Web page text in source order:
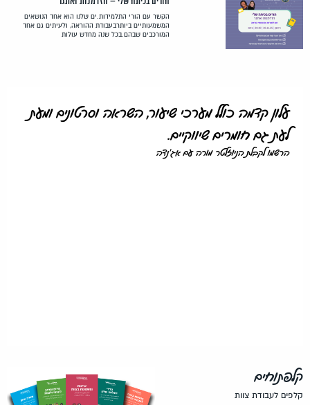
הקשר עם הורי התלמידות.ים שלנו הוא אחד הנושאים
המשמעותיים ביותרבעבודת ההוראה, ולעיתים גם אחד
המורכבים שבהם.בכל שנה מחדש עולות
עלון קדמה כולל מערכי שיעור, השראה וסרטונים ומעת
לעת גם חומרים שיווקיים.
הרשמו לקבלת הניוזלטר מורה עם אג'נדה
קלפתוחים
קלפים לעבודת צוות